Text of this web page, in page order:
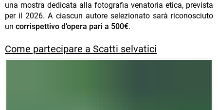
una mostra dedicata alla fotografia venatoria etica, prevista
per il 2026. A ciascun autore selezionato sarà riconosciuto
un corrispettivo d’opera pari a 500€.
Come partecipare a Scatti selvatici